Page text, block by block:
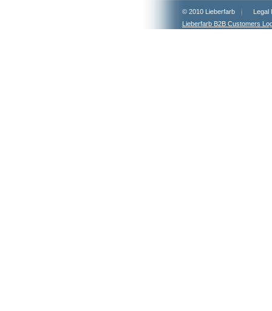
© 2010 Lieberfarb
Legal
Lieberfarb B2B Customers